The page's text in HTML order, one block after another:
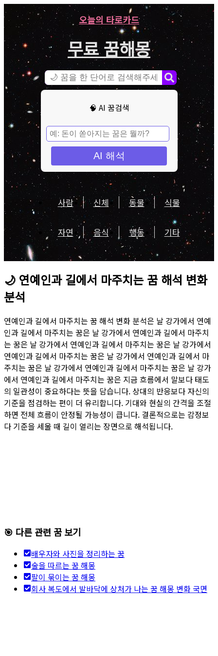
오늘의 타로카드
무료 꿈해몽
🧠 AI 꿈검색
AI 해석
사람 신체 동물 식물
자연 음식 행동 기타
🌙 연예인과 길에서 마주치는 꿈 해석 변화
분석
연예인과 길에서 마주치는 꿈 해석 변화 분석은 날 강가에서 연예
인과 길에서 마주치는 꿈은 날 강가에서 연예인과 길에서 마주치
는 꿈은 날 강가에서 연예인과 길에서 마주치는 꿈은 날 강가에서
연예인과 길에서 마주치는 꿈은 날 강가에서 연예인과 길에서 마
주치는 꿈은 날 강가에서 연예인과 길에서 마주치는 꿈은 날 강가
에서 연예인과 길에서 마주치는 꿈은 지금 흐름에서 말보다 태도
의 일관성이 중요하다는 뜻을 담습니다. 상대의 반응보다 자신의
기준을 점검하는 편이 더 유리합니다. 기대와 현실의 간격을 조절
하면 전체 흐름이 안정될 가능성이 큽니다. 결론적으로는 감정보
다 기준을 세울 때 길이 열리는 장면으로 해석됩니다.
🎯 다른 관련 꿈 보기
배우자와 사진을 정리하는 꿈
술을 따르는 꿈 해몽
팔이 묶이는 꿈 해몽
회사 복도에서 발바닥에 상처가 나는 꿈 해몽 변화 국면